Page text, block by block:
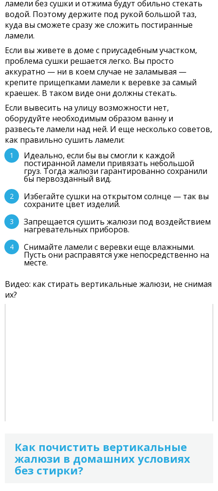
ламели без сушки и отжима будут обильно стекать
водой. Поэтому держите под рукой большой таз,
куда вы сможете сразу же сложить постиранные
ламели.
Если вы живете в доме с приусадебным участком,
проблема сушки решается легко. Вы просто
аккуратно — ни в коем случае не заламывая —
крепите прищепками ламели к веревке за самый
краешек. В таком виде они должны стекать.
Если вывесить на улицу возможности нет,
оборудуйте необходимым образом ванну и
развесьте ламели над ней. И еще несколько советов,
как правильно сушить ламели:
Идеально, если бы вы смогли к каждой
постиранной ламели привязать небольшой
груз. Тогда жалюзи гарантированно сохранили
бы первозданный вид.
Избегайте сушки на открытом солнце — так вы
сохраните цвет изделий.
Запрещается сушить жалюзи под воздействием
нагревательных приборов.
Снимайте ламели с веревки еще влажными.
Пусть они расправятся уже непосредственно на
месте.
Видео: как стирать вертикальные жалюзи, не снимая
их?
Как почистить вертикальные
жалюзи в домашних условиях
без стирки?